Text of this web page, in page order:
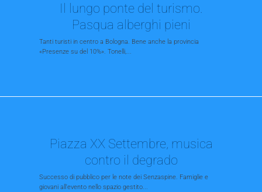
Il lungo ponte del turismo.
Pasqua alberghi pieni
Tanti turisti in centro a Bologna. Bene anche la provincia
«Presenze su del 10%». Tonelli,...
Piazza XX Settembre, musica
contro il degrado
Successo di pubblico per le note dei Senzaspine. Famiglie e
giovani all'evento nello spazio gestito...